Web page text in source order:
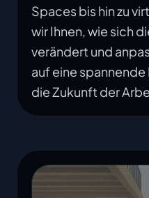
Spaces bis hin zu
wir Ihnen, wie sich
verändert und
auf eine
die Zukunft der